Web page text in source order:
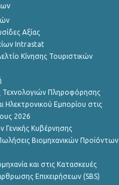
Αξίας
Intrastat
Κίνησης Τουριστικών
Τεχνολογιών Πληροφόρησης
Ηλεκτρονικού Εμπορίου στις
2026
Κυβέρνησης
Βιομηχανικών Προϊόντων
και στις Κατασκευές
Επιχειρήσεων (SBS)